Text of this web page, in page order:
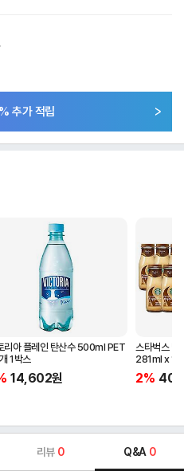
% 추가 적립
리아 플레인 탄산수 500ml PET
1박스
14,602원
스타벅스 병
281ml x 16
2%
리뷰 0 Q&A 0